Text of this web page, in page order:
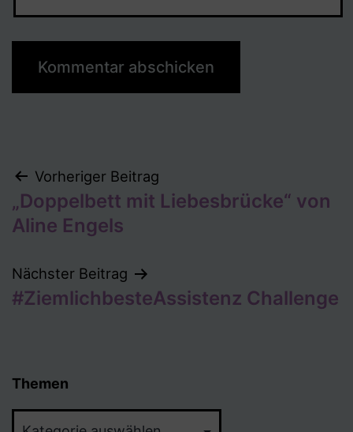
Beitragsnavigation
Vorheriger Beitrag
„Doppelbett mit Liebesbrücke“ von
Aline Engels
Nächster Beitrag
#ZiemlichbesteAssistenz Challenge
Themen